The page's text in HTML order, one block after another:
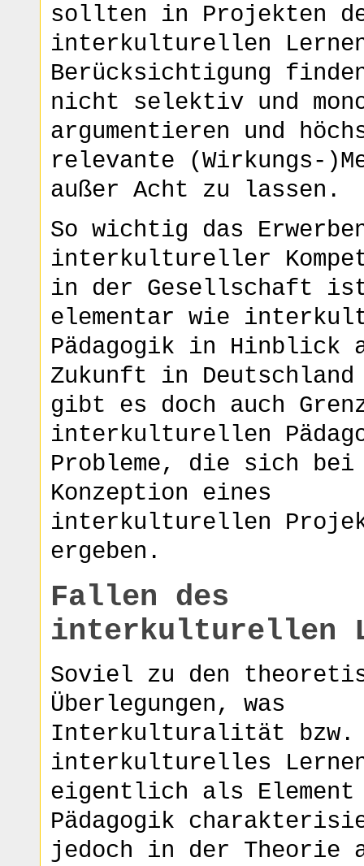
sollten in Projekten
interkulturellen
Berücksichtigung
nicht selektiv und
argumentieren und
relevante (Wirkungs-
außer Acht zu lassen.
So wichtig das
interkultureller
in der Gesellschaft
elementar wie
Pädagogik in Hinblick
Zukunft in
gibt es doch auch
interkulturellen
Probleme, die sich bei
Konzeption eines
interkulturellen
ergeben.
Fallen des
interkulturellen
Soviel zu den
Überlegungen, was
Interkulturalität bzw.
interkulturelles
eigentlich als Element
Pädagogik
jedoch in der Theorie